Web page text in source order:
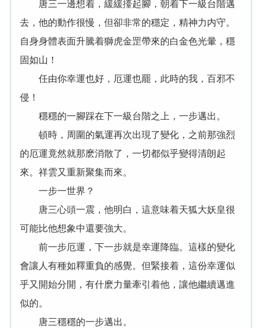
唐三一邊想着，緩緩擡起腳，朝着下一級台階邁
去，他的動作很慢，但卻非常的穩定，精神力内守。
自身身體表面升騰着獅虎金罡帶來的白金色光暈，穩
固如山！
任由你幸運也好，厄運也罷，此時的我，百邪不
侵！
穩穩的一腳踩在下一級台階之上，一步邁出。
頓時，周圍的氣運再次出現了變化，之前那強烈
的厄運竟然就那麽消散了，一切都似乎變得清朗起
來。祥雲又重新聚集而來。
一步一世界？
唐三心頭一震，他明白，這意味着天狐大妖皇很
可能比他想象中還要強大。
前一步厄運，下一步就是幸運降臨。這樣的變化
會讓人有種如釋重負的感覺。但緊接着，這份幸運似
乎又開始分開，有什麽力量牽引着他，讓他繼續邁進
似的。
唐三穩穩的一步邁出。